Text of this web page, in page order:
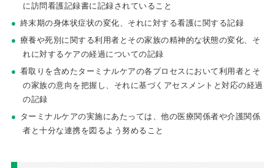
に訪問看護記録書に記録されていること
終末期の身体状症状の変化、それに対する看護に関する記録
療養や死別に関する利用者とその家族の精神的な状態の変化、そ
れに対するケアの経過についての記録
看取りを含めたターミナルケアの各プロセスにおいて利用者とそ
の家族の意向を把握し、それに基づくアセスメントと対応の経過
の記録
ターミナルケアの実施にあたっては、他の医療関係者や介護関係
者と十分な連携を図るよう努めること